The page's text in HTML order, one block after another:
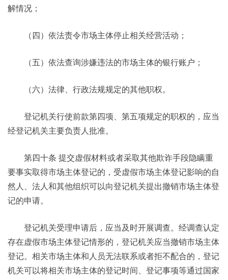
解情况；
（四）依法责令市场主体停止相关经营活动；
（五）依法查询涉嫌违法的市场主体的银行账户；
（六）法律、行政法规规定的其他职权。
登记机关行使前款第四项、第五项规定的职权的，应当
经登记机关主要负责人批准。
第四十条 提交虚假材料或者采取其他欺诈手段隐瞒重
要事实取得市场主体登记的，受虚假市场主体登记影响的自
然人、法人和其他组织可以向登记机关提出撤销市场主体登
记的申请。
登记机关受理申请后，应当及时开展调查。经调查认定
存在虚假市场主体登记情形的，登记机关应当撤销市场主体
登记。相关市场主体和人员无法联系或者拒不配合的，登记
机关可以将相关市场主体的登记时间、登记事项等通过国家